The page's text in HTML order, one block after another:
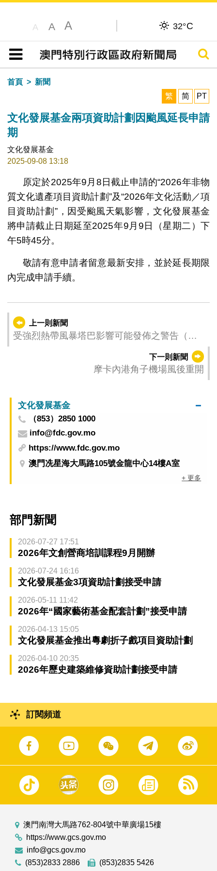
A A A 32°C
目錄
搜尋
首頁
新聞
繁
简 PT
文化發展基金兩項資助計劃因颱風延長申請
期
文化發展基金
2025-09-08 13:18
原定於2025年9月8日截止申請的“2026年非物
質文化遺產項目資助計劃”及“2026年文化活動／項
目資助計劃”，因受颱風天氣影響，文化發展基金
將申請截止日期延至2025年9月9日（星期二）下
午5時45分。
敬請有意申請者留意最新安排，並於延長期限
內完成申請手續。
上一則新聞
受強烈熱帶風暴塔巴影響可能發佈之警告（更
下一則新聞
摩卡內港角子機場風後重開
文化發展基金
（853）2850 1000
info@fdc.gov.mo
https://www.fdc.gov.mo
澳門冼星海大馬路105號金龍中心14樓A室
+ 更多
部門新聞
2026-07-27 17:51
2026年文創營商培訓課程9月開辦
2026-07-24 16:16
文化發展基金3項資助計劃接受申請
2026-05-11 11:42
2026年“國家藝術基金配套計劃”接受申請
2026-04-13 15:05
文化發展基金推出粵劇折子戲項目資助計劃
2026-04-10 20:35
2026年歷史建築維修資助計劃接受申請
訂閱頻道
澳門南灣大馬路762-804號中華廣場15樓
https://www.gcs.gov.mo
info@gcs.gov.mo
(853)2833 2886
(853)2835 5426